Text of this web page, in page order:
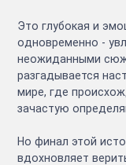
Это глубокая и
одновременно -
неожиданными
разгадывается
мире, где
зачастую
Но финал этой
вдохновляет